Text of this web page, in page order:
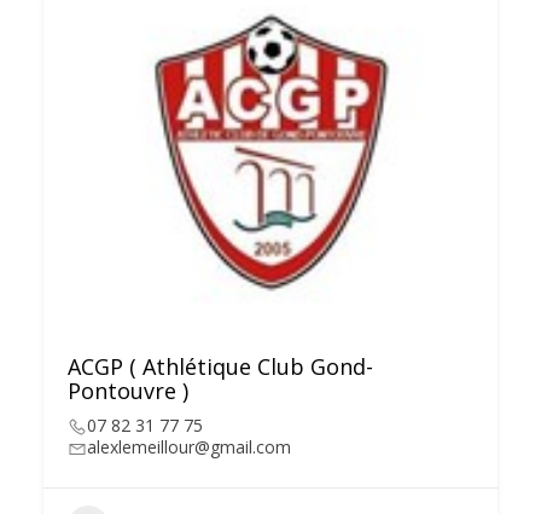
ACGP ( Athlétique Club Gond-
Pontouvre )
07 82 31 77 75
alexlemeillour@gmail.com